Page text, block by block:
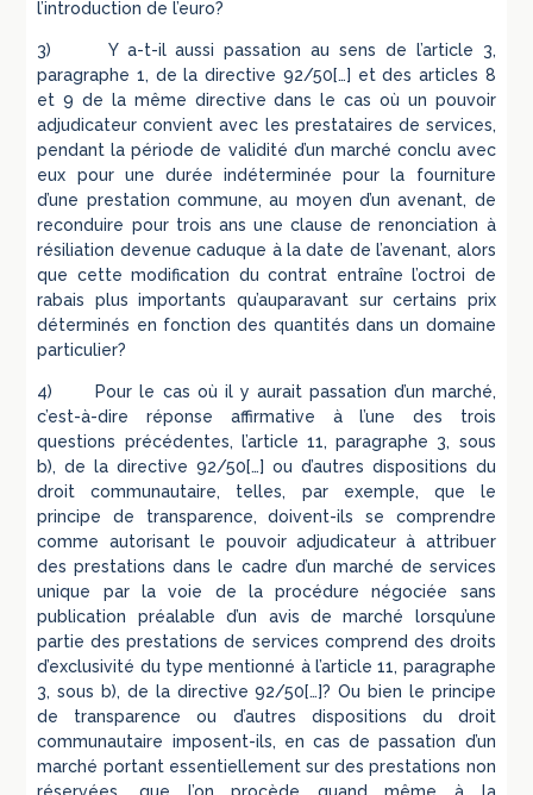
l’introduction de l’euro?
3) Y a-t-il aussi passation au sens de l’article 3,
paragraphe 1, de la directive 92/50[…] et des articles 8
et 9 de la même directive dans le cas où un pouvoir
adjudicateur convient avec les prestataires de services,
pendant la période de validité d’un marché conclu avec
eux pour une durée indéterminée pour la fourniture
d’une prestation commune, au moyen d’un avenant, de
reconduire pour trois ans une clause de renonciation à
résiliation devenue caduque à la date de l’avenant, alors
que cette modification du contrat entraîne l’octroi de
rabais plus importants qu’auparavant sur certains prix
déterminés en fonction des quantités dans un domaine
particulier?
4) Pour le cas où il y aurait passation d’un marché,
c’est-à-dire réponse affirmative à l’une des trois
questions précédentes, l’article 11, paragraphe 3, sous
b), de la directive 92/50[…] ou d’autres dispositions du
droit communautaire, telles, par exemple, que le
principe de transparence, doivent-ils se comprendre
comme autorisant le pouvoir adjudicateur à attribuer
des prestations dans le cadre d’un marché de services
unique par la voie de la procédure négociée sans
publication préalable d’un avis de marché lorsqu’une
partie des prestations de services comprend des droits
d’exclusivité du type mentionné à l’article 11, paragraphe
3, sous b), de la directive 92/50[…]? Ou bien le principe
de transparence ou d’autres dispositions du droit
communautaire imposent-ils, en cas de passation d’un
marché portant essentiellement sur des prestations non